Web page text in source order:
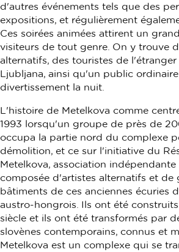
d'autres événements tels que des
expositions, et régulièrement
Ces soirées animées attirent un
visiteurs de tout genre. On y trouve
alternatifs, des touristes de l'étranger
Ljubljana, ainsi qu'un public
divertissement la nuit.
L'histoire de Metelkova comme
1993 lorsqu'un groupe de près de
occupa la partie nord du complexe
démolition, et ce sur l'initiative du
Metelkova, association
composée d'artistes alternatifs et de
bâtiments de ces anciennes écuries
austro-hongrois. Ils ont été
siècle et ils ont été transformés par
slovènes contemporains, connus et
Metelkova est un complexe qui se